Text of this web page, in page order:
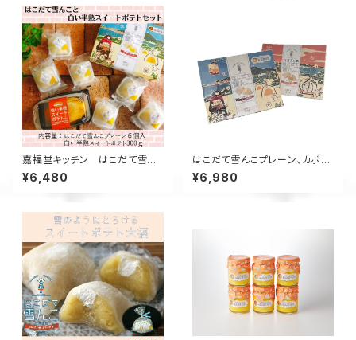
嘉福堂キッチン はこだて雪ん
こ と 白い半熟スイートポテト ギ
フトセット しっとりふわふわな
スイーツ 取り寄せ 人気 お菓
子 サステナブル
¥6,480
はこだて雪んこプレーン、カボチ
ャ6個入×各1箱
¥6,980